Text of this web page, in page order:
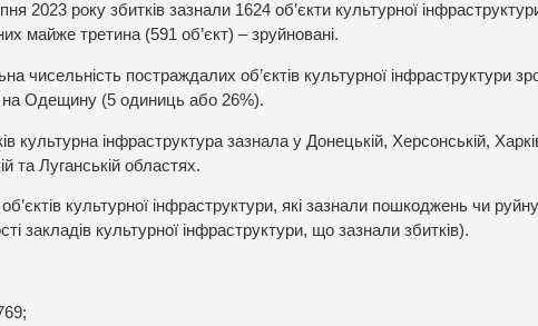
2023 року збитків зазнали 1624 об’єкти культурної
майже третина (591 об’єкт) – зруйновані.
чисельність постраждалих об’єктів культурної інфраструктури
на Одещину (5 одиниць або 26%).
культурна інфраструктура зазнала у Донецькій, Херсонській,
та Луганській областях.
культурної інфраструктури, які зазнали пошкоджень чи
закладів культурної інфраструктури, що зазнали збитків).